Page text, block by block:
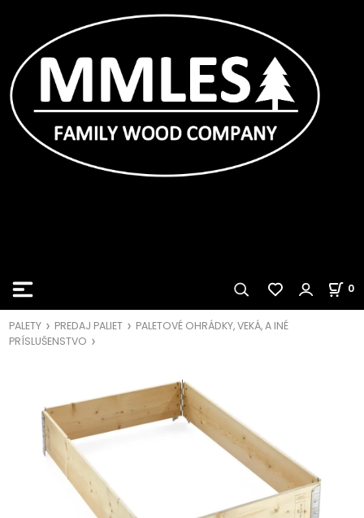
0
PALETY PREDAJ PALIET
PALETOVÉ OHRÁDKY, VEKÁ, A INÉ
PRÍSLUŠENSTVO